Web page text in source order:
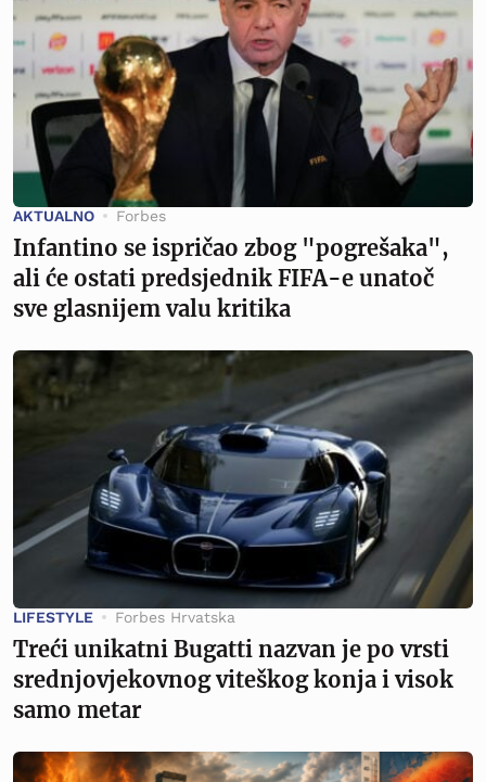
AKTUALNO Forbes
Infantino se ispričao zbog "pogrešaka",
ali će ostati predsjednik FIFA-e unatoč
sve glasnijem valu kritika
LIFESTYLE Forbes Hrvatska
Treći unikatni Bugatti nazvan je po vrsti
srednjovjekovnog viteškog konja i visok
samo metar